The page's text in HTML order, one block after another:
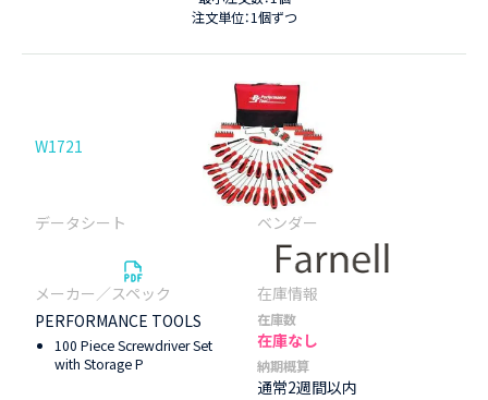
注文単位：1個ずつ
W1721
PERFORMANCE TOOLS
100 Piece Screwdriver Set
with Storage P
在庫数
在庫なし
納期概算
通常2週間以内